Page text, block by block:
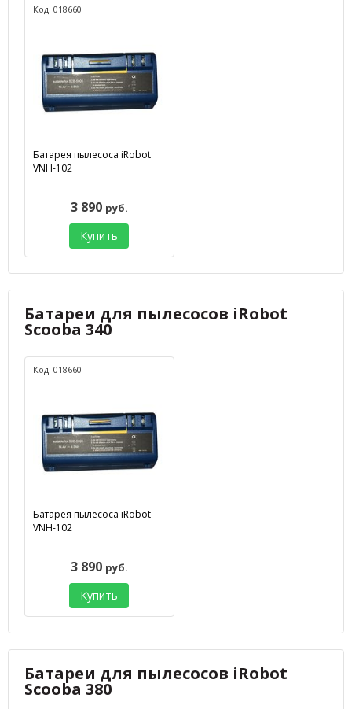
Код: 018660
Батарея пылесоса iRobot
VNH-102
3 890 руб.
Купить
Батареи для пылесосов iRobot
Scooba 340
Код: 018660
Батарея пылесоса iRobot
VNH-102
3 890 руб.
Купить
Батареи для пылесосов iRobot
Scooba 380